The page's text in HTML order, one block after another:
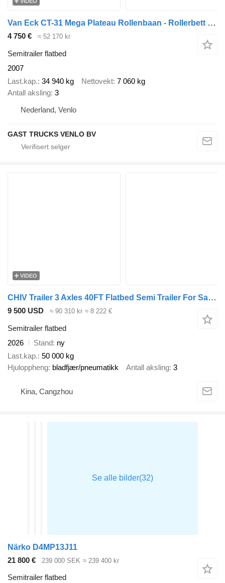
Van Eck CT-31 Mega Plateau Rollenbaan - Rollerbett - Luchtvracht
4 750 € ≈ 52 170 kr
Semitrailer flatbed
2007
Last.kap. 34 940 kg Nettovekt 7 060 kg
Antall aksling 3
Nederland, Venlo
GAST TRUCKS VENLO BV
VIDEO
CHIV Trailer 3 Axles 40FT Flatbed Semi Trailer For Sale Tanzania
9 500 USD ≈ 90 310 kr ≈ 8 222 €
Semitrailer flatbed
2026
Stand ny
Last.kap. 50 000 kg
Hjuloppheng bladfjær/pneumatikk Antall aksling 3
Kina, Cangzhou
Närko D4MP13J11
21 800 €
239 000 SEK ≈ 239 400 kr
Semitrailer flatbed